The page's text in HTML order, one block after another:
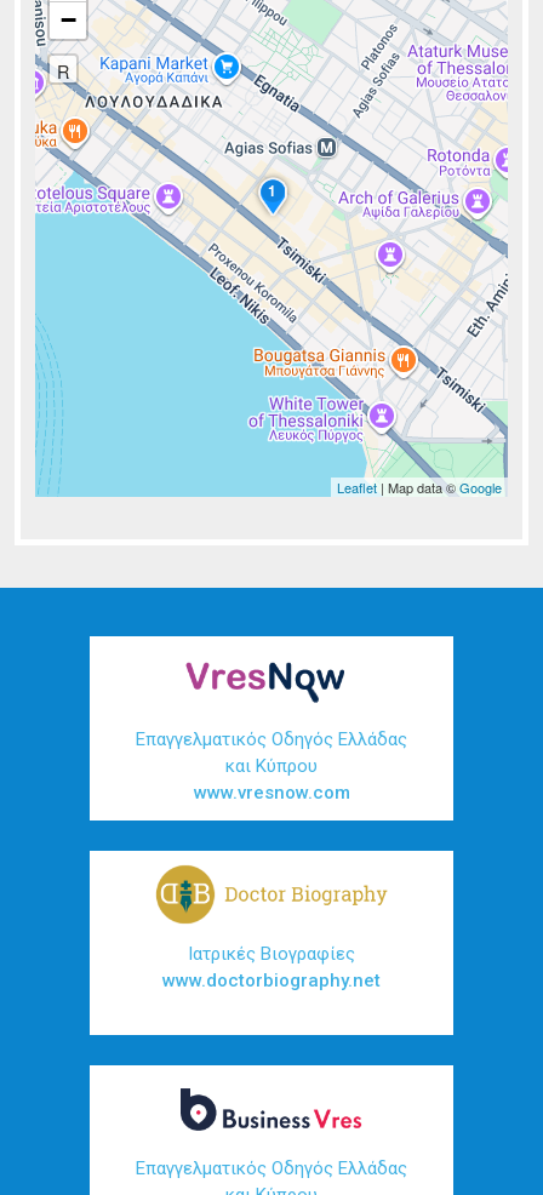
1
−
R
Leaflet | Map data ©Google
Επαγγελματικός Οδηγός Ελλάδας
και Κύπρου
www.vresnow.com
Ιατρικές Βιογραφίες
www.doctorbiography.net
Επαγγελματικός Οδηγός Ελλάδας